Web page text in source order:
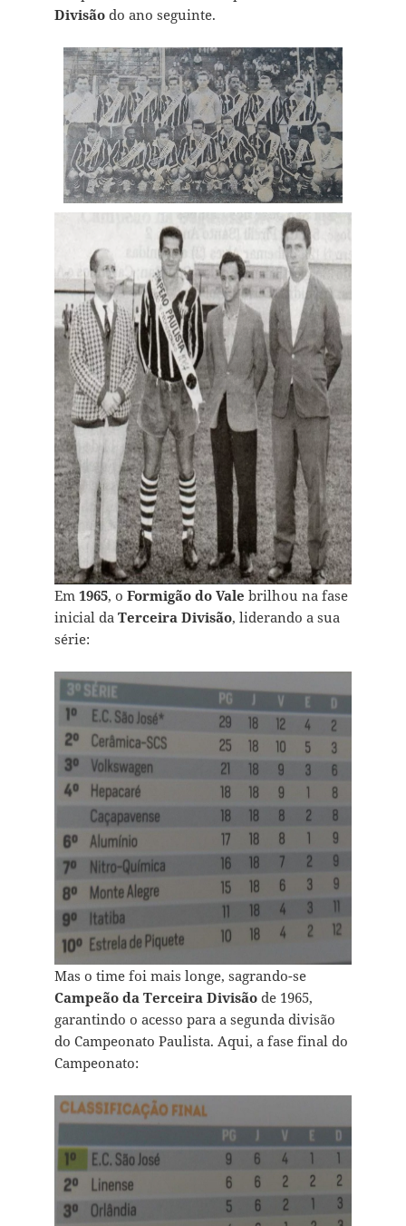
Divisãodo ano seguinte.
Em 1965, o Formigão do Vale brilhou na fase
inicial da Terceira Divisão, liderando a sua
série:
Mas o time foi mais longe, sagrando-se
Campeão da Terceira Divisãode 1965,
garantindo o acesso para a segunda divisão
do Campeonato Paulista. Aqui, a fase final do
Campeonato: